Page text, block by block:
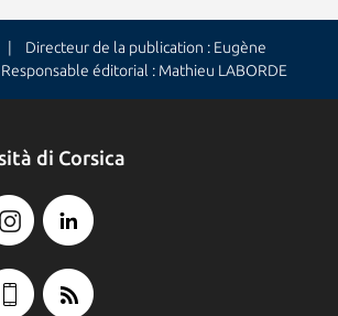
| Directeur de la publication : Eugène
éditorial : Mathieu LABORDE
di Corsica